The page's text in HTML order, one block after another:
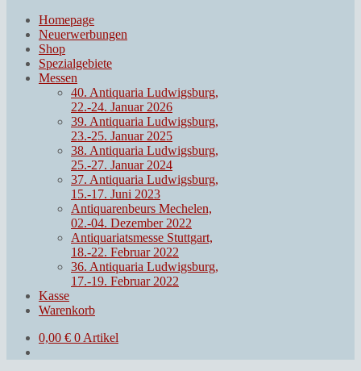
Homepage
Neuerwerbungen
Shop
Spezialgebiete
Messen
40. Antiquaria Ludwigsburg,
22.-24. Januar 2026
39. Antiquaria Ludwigsburg,
23.-25. Januar 2025
38. Antiquaria Ludwigsburg,
25.-27. Januar 2024
37. Antiquaria Ludwigsburg,
15.-17. Juni 2023
Antiquarenbeurs Mechelen,
02.-04. Dezember 2022
Antiquariatsmesse Stuttgart,
18.-22. Februar 2022
36. Antiquaria Ludwigsburg,
17.-19. Februar 2022
Kasse
Warenkorb
0,00 € 0 Artikel